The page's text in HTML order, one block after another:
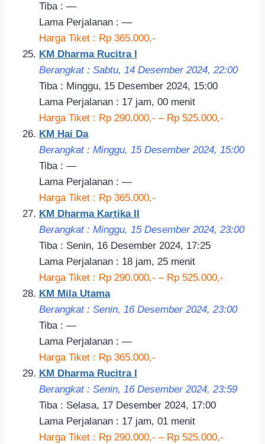
Tiba : —
Lama Perjalanan : —
Harga Tiket : Rp 365.000,-
KM Dharma Rucitra I
Berangkat : Sabtu, 14 Desember 2024, 22:00
Tiba : Minggu, 15 Desember 2024, 15:00
Lama Perjalanan : 17 jam, 00 menit
Harga Tiket : Rp 290.000,- – Rp 525.000,-
KM Hai Da
Berangkat : Minggu, 15 Desember 2024, 15:00
Tiba : —
Lama Perjalanan : —
Harga Tiket : Rp 365.000,-
KM Dharma Kartika II
Berangkat : Minggu, 15 Desember 2024, 23:00
Tiba : Senin, 16 Desember 2024, 17:25
Lama Perjalanan : 18 jam, 25 menit
Harga Tiket : Rp 290.000,- – Rp 525.000,-
KM Mila Utama
Berangkat : Senin, 16 Desember 2024, 23:00
Tiba : —
Lama Perjalanan : —
Harga Tiket : Rp 365.000,-
KM Dharma Rucitra I
Berangkat : Senin, 16 Desember 2024, 23:59
Tiba : Selasa, 17 Desember 2024, 17:00
Lama Perjalanan : 17 jam, 01 menit
Harga Tiket : Rp 290.000,- – Rp 525.000,-